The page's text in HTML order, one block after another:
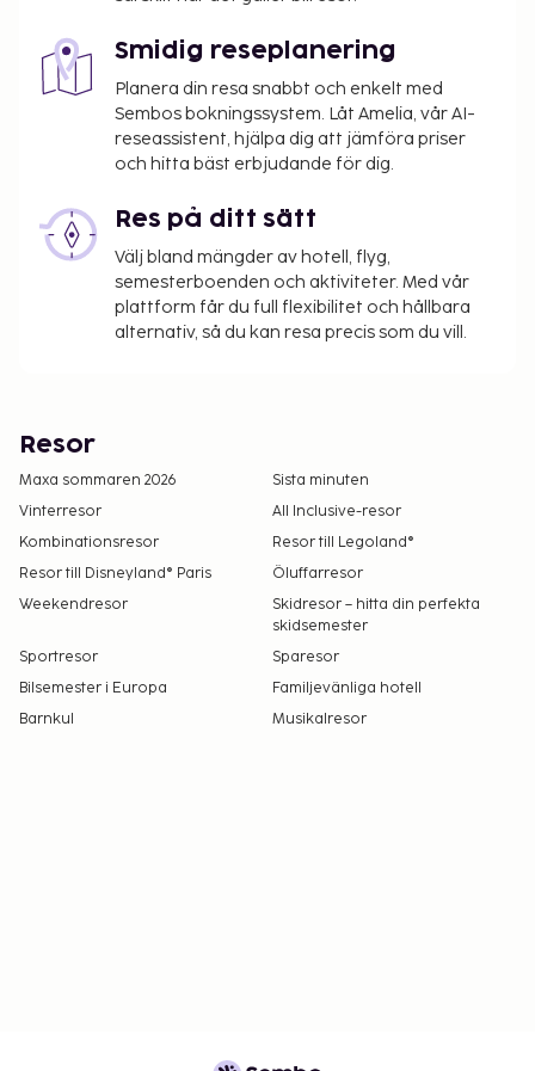
Smidig reseplanering
Planera din resa snabbt och enkelt med
Sembos bokningssystem. Låt Amelia, vår AI-
reseassistent, hjälpa dig att jämföra priser
och hitta bäst erbjudande för dig.
Res på ditt sätt
Välj bland mängder av hotell, flyg,
semesterboenden och aktiviteter. Med vår
plattform får du full flexibilitet och hållbara
alternativ, så du kan resa precis som du vill.
Resor
Maxa sommaren 2026
Sista minuten
Vinterresor
All Inclusive-resor
Kombinationsresor
Resor till Legoland®
Resor till Disneyland® Paris
Öluffarresor
Weekendresor
Skidresor – hitta din perfekta
skidsemester
Sportresor
Sparesor
Bilsemester i Europa
Familjevänliga hotell
Barnkul
Musikalresor